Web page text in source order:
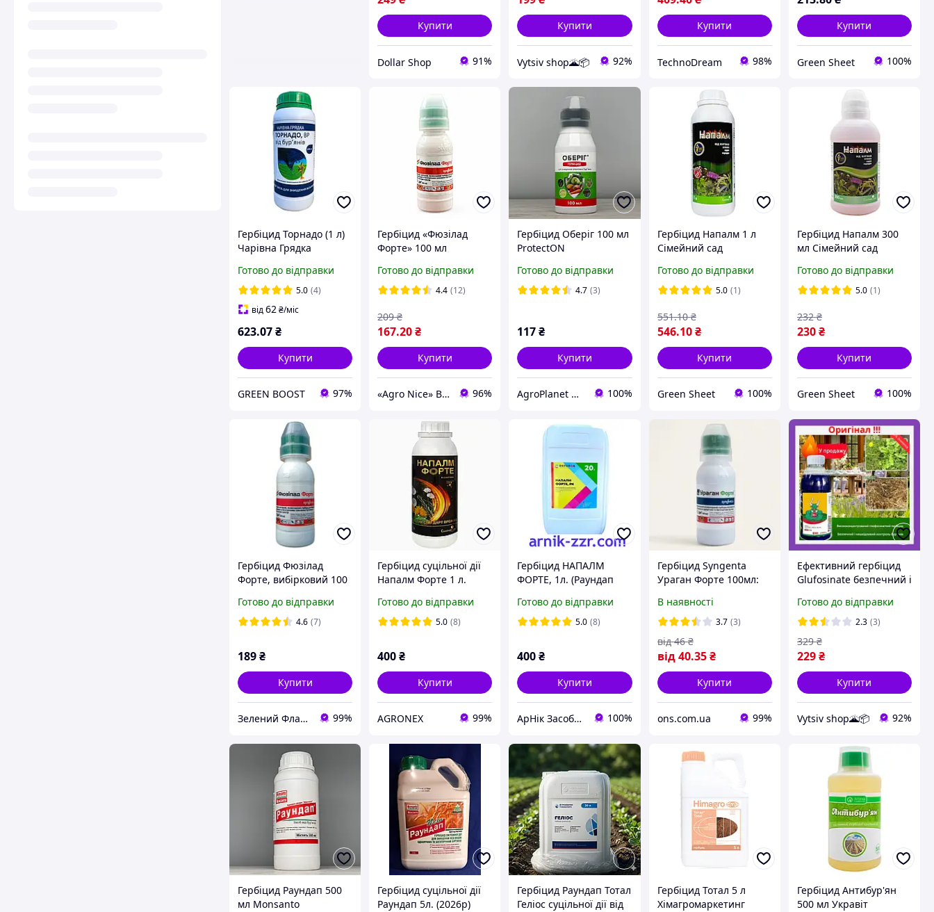
Купити
Dollar Shop 91%
Купити
Vytsiv shop🌋📦 92%
Купити
TechnoDream 98%
Купити
Green Sheet 100%
Гербіцид Торнадо (1 л)
Чарівна Грядка
Готово до відправки
5.0 (4)
від62 ₴/міс
623.07₴
Купити
GREEN BOOST 97%
Гербіцид «Фюзілад
Форте» 100 мл
Готово до відправки
4.4 (12)
167.20₴
209 ₴
Купити
«Agro Nice» Все для саду та городу оптом 96%
Гербіцид Оберіг 100 мл
ProtectON
Готово до відправки
4.7 (3)
117₴
Купити
AgroPlanet Ukraine 100%
Гербіцид Напалм 1 л
Сімейний сад
Готово до відправки
5.0 (1)
546.10 ₴
551.10 ₴
Купити
Green Sheet 100%
Гербіцид Напалм 300
мл Сімейний сад
Готово до відправки
5.0 (1)
230₴
232 ₴
Купити
Green Sheet 100%
Гербіцид Фюзілад
Форте, вибірковий 100
Готово до відправки
4.6 (7)
189₴
Купити
Зелений Фламінго 99%
Гербіцид суцільної дії
Напалм Форте 1 л.
Готово до відправки
5.0 (8)
400₴
Купити
AGRONEX 99%
Гербіцид НАПАЛМ
ФОРТЕ, 1л. (Раундап
Готово до відправки
5.0 (8)
400₴
Купити
АрНік Засоби захисту рослин та добрива 100%
Гербіцид Syngenta
Ураган Форте 100мл:
для чистих ділянок
В наявності
3.7 (3)
від 40.35 ₴
від 46 ₴
Купити
ons.com.ua 99%
Ефективний гербіцид
Glufosinate безпечний і
із сіллю амонію 100ml
Готово до відправки
2.3 (3)
229₴
329 ₴
Купити
Vytsiv shop🌋📦 92%
Гербіцид Раундап 500
мл Monsanto
Гербіцид суцільної дії
Раундап 5л. (2026р)
Гербіцид Раундап Тотал
Геліос суцільної дії від
Гербіцид Тотал 5 л
Хімагромаркетинг
Гербіцид Антибур'ян
500 мл Укравіт